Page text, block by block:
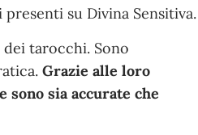
su Divina Sensitiva.
tarocchi. Sono
Grazie alle loro
sia accurate che